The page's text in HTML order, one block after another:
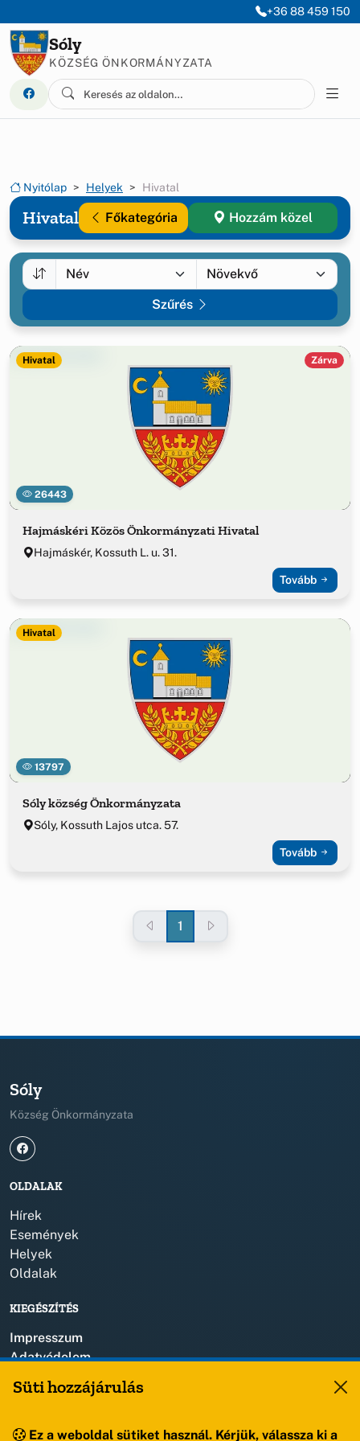
+36 88 459 150
Sóly
KÖZSÉG ÖNKORMÁNYZATA
Nyitólap Helyek Hivatal
Hivatal Főkategória Hozzám közel
Szűrés
26443
Hivatal Zárva
Hajmáskéri Közös Önkormányzati Hivatal
Hajmáskér, Kossuth L. u. 31.
Tovább
13797
Hivatal
Sóly község Önkormányzata
Sóly, Kossuth Lajos utca. 57.
Tovább
1
Sóly
Község Önkormányzata
OLDALAK
Hírek
Események
Helyek
Oldalak
KIEGÉSZÍTÉS
Impresszum
Adatvédelem
Süti hozzájárulás
Ez a weboldal sütiket használ. Kérjük, válassza ki a